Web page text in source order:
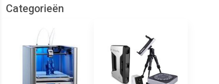
Categorieën